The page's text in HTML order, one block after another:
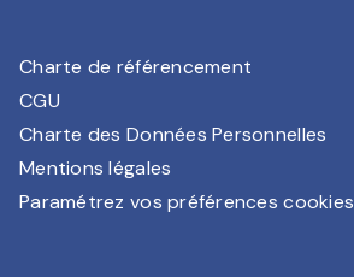
Charte de référencement
CGU
Charte des Données Personnelles
Mentions légales
Paramétrez vos préférences cookies